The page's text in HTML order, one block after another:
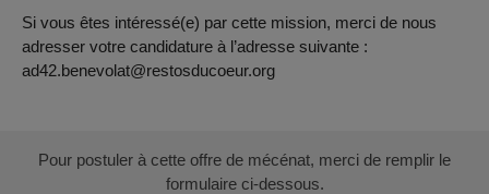
Si vous êtes intéressé(e) par cette mission, merci de nous
adresser votre candidature à l’adresse suivante :
ad42.benevolat@restosducoeur.org
Pour postuler à cette offre de mécénat, merci de remplir le
formulaire ci-dessous.